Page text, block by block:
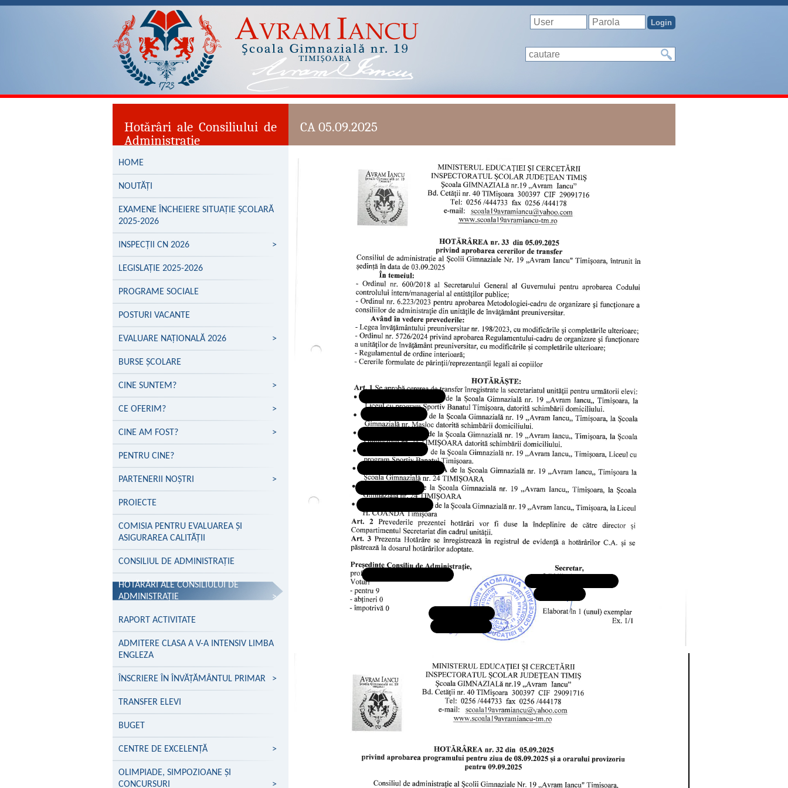
Hotărâri ale Consiliului de
Administrație
CA 05.09.2025
HOME
NOUTĂȚI
EXAMENE ÎNCHEIERE SITUAȚIE ȘCOLARĂ
2025-2026
INSPECȚII CN 2026 >
LEGISLAȚIE 2025-2026
PROGRAME SOCIALE
POSTURI VACANTE
EVALUARE NAŢIONALĂ 2026 >
BURSE ȘCOLARE
CINE SUNTEM? >
CE OFERIM? >
CINE AM FOST? >
PENTRU CINE?
PARTENERII NOŞTRI >
PROIECTE
COMISIA PENTRU EVALUAREA ȘI
ASIGURAREA CALITĂȚII
CONSILIUL DE ADMINISTRAȚIE
HOTĂRÂRI ALE CONSILIULUI DE
ADMINISTRAȚIE
>
RAPORT ACTIVITATE
ADMITERE CLASA A V-A INTENSIV LIMBA
ENGLEZA
ÎNSCRIERE ÎN ÎNVĂŢĂMÂNTUL PRIMAR >
TRANSFER ELEVI
BUGET
CENTRE DE EXCELENŢĂ >
OLIMPIADE, SIMPOZIOANE ȘI
CONCURSURI
>